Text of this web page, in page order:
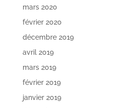
mars 2020
février 2020
décembre 2019
avril 2019
mars 2019
février 2019
janvier 2019